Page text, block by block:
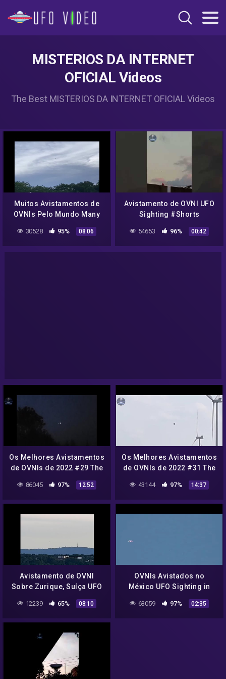
MISTERIOS DA INTERNET
OFICIAL Videos
The Best MISTERIOS DA INTERNET OFICIAL Videos
Muitos Avistamentos de
OVNIs Pelo Mundo Many
World
30528 95% 08:06
Avistamento de OVNI UFO
Sighting #Shorts
54653 96% 00:42
Os Melhores Avistamentos
de OVNIs de 2022 #29 The
#29
86045 97% 12:52
Os Melhores Avistamentos
de OVNIs de 2022 #31 The
#31
43144 97% 14:37
Avistamento de OVNI
Sobre Zurique, Suíça UFO
Switzerland
12239 65% 08:10
OVNIs Avistados no
México UFO Sighting in
63059 97% 02:35